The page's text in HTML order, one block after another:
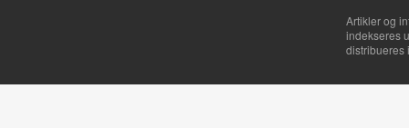
Artikler og
indekseres
distribueres